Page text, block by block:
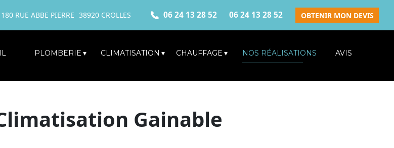
OBTENIR MON DEVIS
180 RUE ABBE PIERRE 38920 CROLLES 06 24 13 28 52 06 24 13 28 52
PLOMBERIE CLIMATISATION CHAUFFAGE NOS RÉALISATIONS AVIS
Gainable